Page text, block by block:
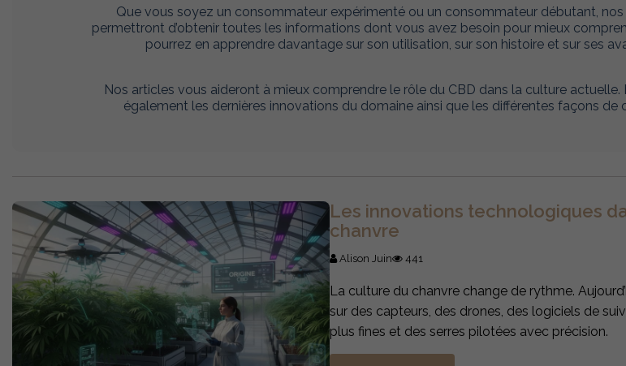
Que vous soyez un consommateur expérimenté ou un consommateur débutant,
permettront d’obtenir toutes les informations dont vous avez besoin pour mieux
pourrez en apprendre davantage sur son utilisation, sur son histoire et sur ses
Nos articles vous aideront à mieux comprendre le rôle du CBD dans la culture actuelle.
également les dernières innovations du domaine ainsi que les différentes façons de
Les innovations technologiques
chanvre
Alison Juin 441
La culture du chanvre change de rythme.
sur des capteurs, des drones, des logiciels de
plus fines et des serres pilotées avec précision.